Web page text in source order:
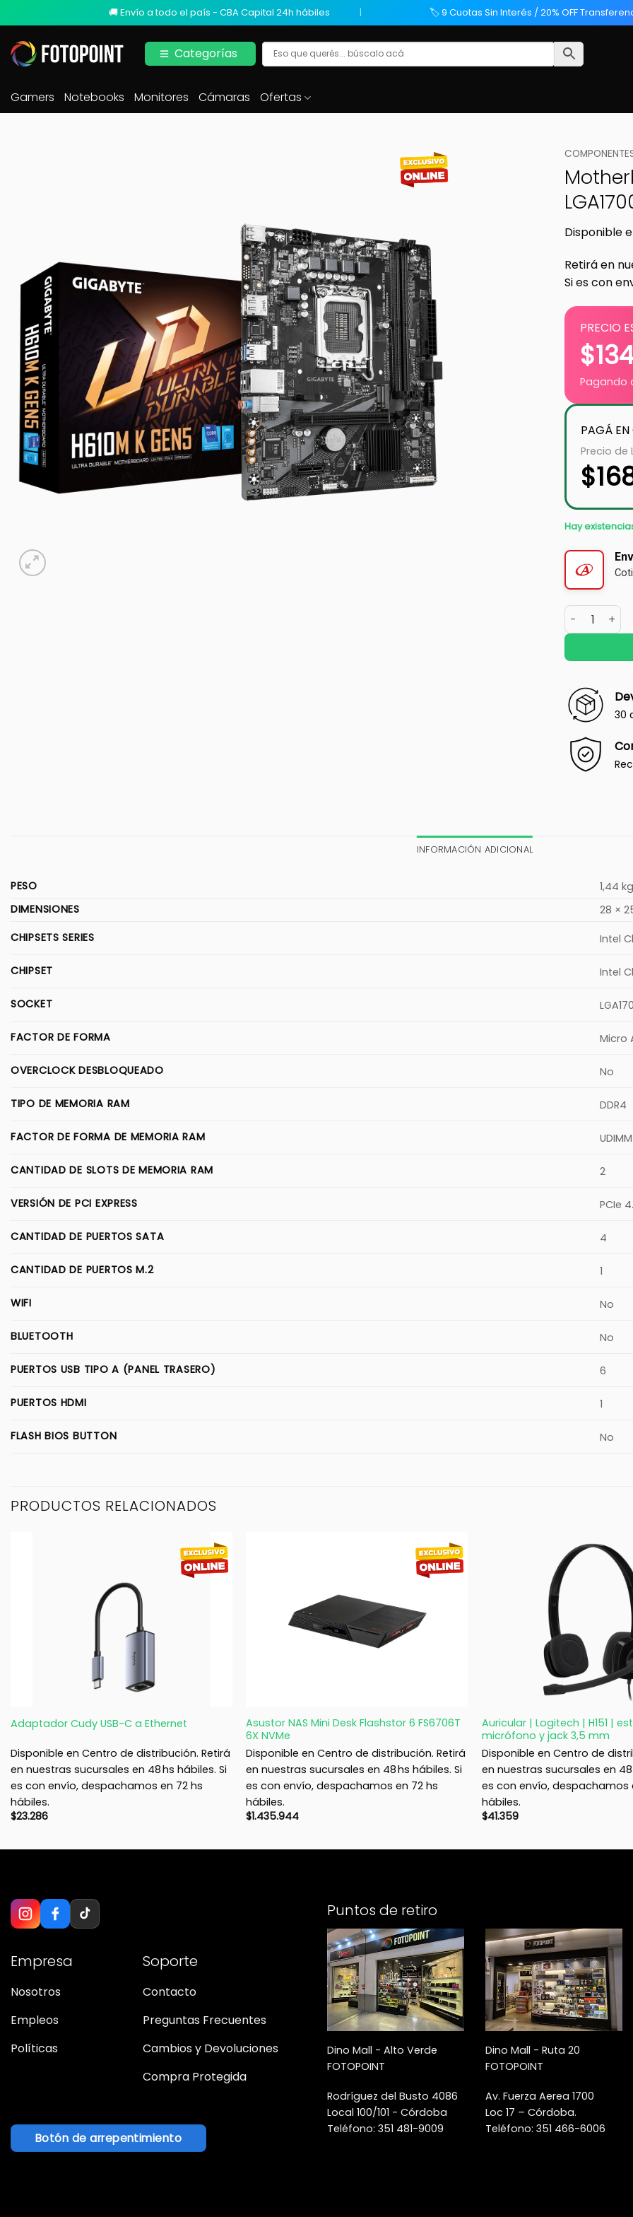
🚚 Envío a todo el país - CBA Capital 24h hábiles 🏷️ 9 Cuotas Sin Interés / 20% OFF
Categorías
Gamers Notebooks Monitores Cámaras Ofertas
Disponible
Retirá en
Si es con
PRECIO
$
Pagando
PAGÁ
Precio de
$
Hay
30
INFORMACIÓN ADICIONAL
PESO
1,44 kg
DIMENSIONES
28 ×
CHIPSETS SERIES
Intel
CHIPSET Intel
SOCKET
FACTOR DE FORMA Micro
OVERCLOCK DESBLOQUEADO No
TIPO DE MEMORIA RAM DDR4
FACTOR DE FORMA DE MEMORIA RAM UDIMM
CANTIDAD DE SLOTS DE MEMORIA RAM 2
VERSIÓN DE PCI EXPRESS PCIe
CANTIDAD DE PUERTOS SATA 4
CANTIDAD DE PUERTOS M.2 1
WIFI No
BLUETOOTH No
PUERTOS USB TIPO A (PANEL TRASERO) 6
PUERTOS HDMI 1
FLASH BIOS BUTTON No
PRODUCTOS RELACIONADOS
Adaptador Cudy USB-C a Ethernet
Disponible en Centro de distribución. Retirá
en nuestras sucursales en 48 hs hábiles. Si
es con envío, despachamos en 72 hs
hábiles.
$23.286
Asustor NAS Mini Desk Flashstor 6 FS6706T
6X NVMe
Disponible en Centro de distribución. Retirá
en nuestras sucursales en 48 hs hábiles. Si
es con envío, despachamos en 72 hs
hábiles.
$1.435.944
Auricular | Logitech | H151 |
micrófono y jack 3,5 mm
Disponible en Centro de
en nuestras sucursales en 48
es con envío, despachamos
hábiles.
$41.359
Empresa
Nosotros
Empleos
Políticas
Soporte
Contacto
Preguntas Frecuentes
Cambios y Devoluciones
Compra Protegida
Botón de arrepentimiento
Puntos de retiro
Dino Mall - Alto Verde
FOTOPOINT
Rodríguez del Busto 4086
Local 100/101 - Córdoba
Teléfono: 351 481-9009
Dino Mall - Ruta 20
FOTOPOINT
Av. Fuerza Aerea 1700
Loc 17 – Córdoba.
Teléfono: 351 466-6006